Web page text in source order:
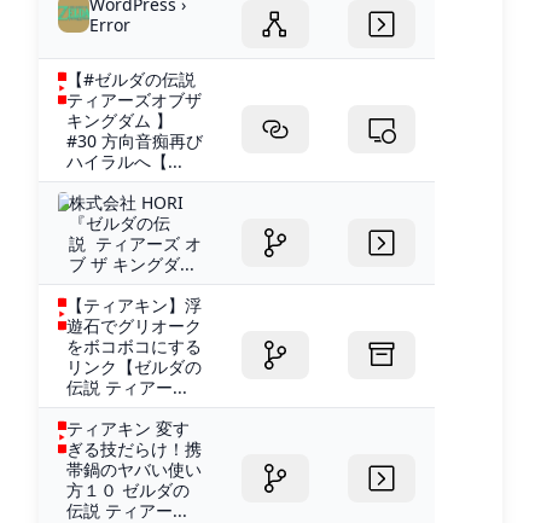
Error
【#ゼルダの伝説
ティアーズオブザ
キングダム 】
#30 方向音痴再び
ハイラルへ【...
株式会社 HORI
『ゼルダの伝
説 ティアーズ オ
ブ ザ キングダ...
【ティアキン】浮
遊石でグリオーク
をボコボコにする
リンク【ゼルダの
伝説 ティアー...
ティアキン 変す
ぎる技だらけ！携
帯鍋のヤバい使い
方１０ ゼルダの
伝説 ティアー...